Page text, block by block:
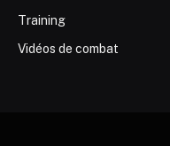
Training
Vidéos de combat